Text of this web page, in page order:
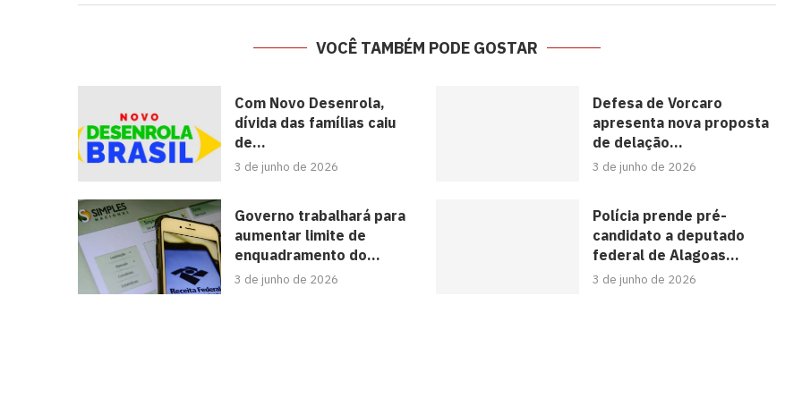
VOCÊ TAMBÉM PODE GOSTAR
Com Novo Desenrola,
dívida das famílias caiu
de...
3 de junho de 2026
Defesa de Vorcaro
apresenta nova proposta
de delação...
3 de junho de 2026
Governo trabalhará para
aumentar limite de
enquadramento do...
3 de junho de 2026
Polícia prende pré-
candidato a deputado
federal de Alagoas...
3 de junho de 2026